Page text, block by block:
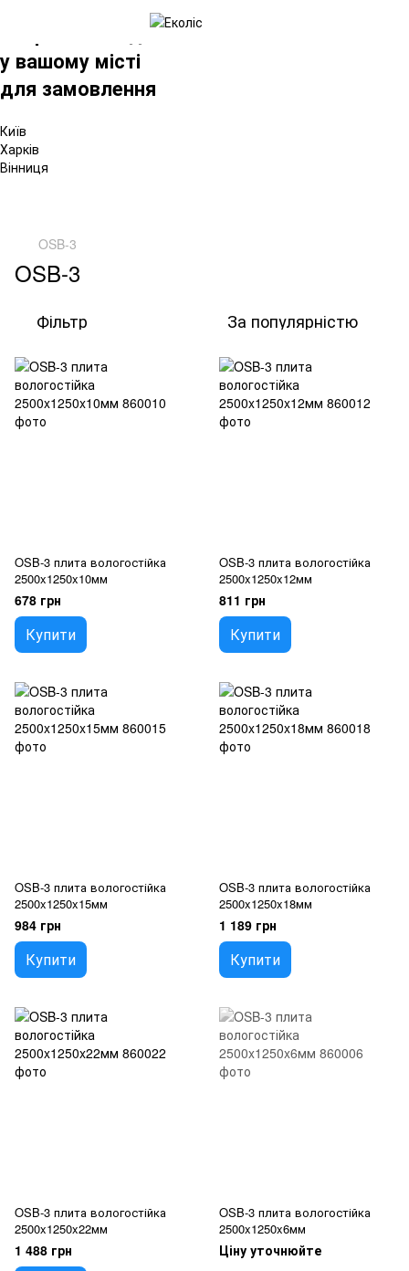
у вашому місті
для замовлення
Київ
Харків
Вінниця
OSB-3
OSB-3
Фільтр За популярністю
OSB-3 плита вологостійка
2500x1250x10мм
678 грн
Купити
OSB-3 плита вологостійка
2500x1250x12мм
811 грн
Купити
OSB-3 плита вологостійка
2500x1250x15мм
984 грн
Купити
OSB-3 плита вологостійка
2500x1250x18мм
1 189 грн
Купити
OSB-3 плита вологостійка
2500x1250x22мм
1 488 грн
OSB-3 плита вологостійка
2500x1250x6мм
Ціну уточнюйте